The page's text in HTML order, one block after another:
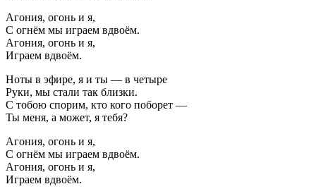
Агония, огонь и я,
С огнём мы играем вдвоём.
Агония, огонь и я,
Играем вдвоём.
Ноты в эфире, я и ты — в четыре
Руки, мы стали так близки.
С тобою спорим, кто кого поборет —
Ты меня, а может, я тебя?
Агония, огонь и я,
С огнём мы играем вдвоём.
Агония, огонь и я,
Играем вдвоём.